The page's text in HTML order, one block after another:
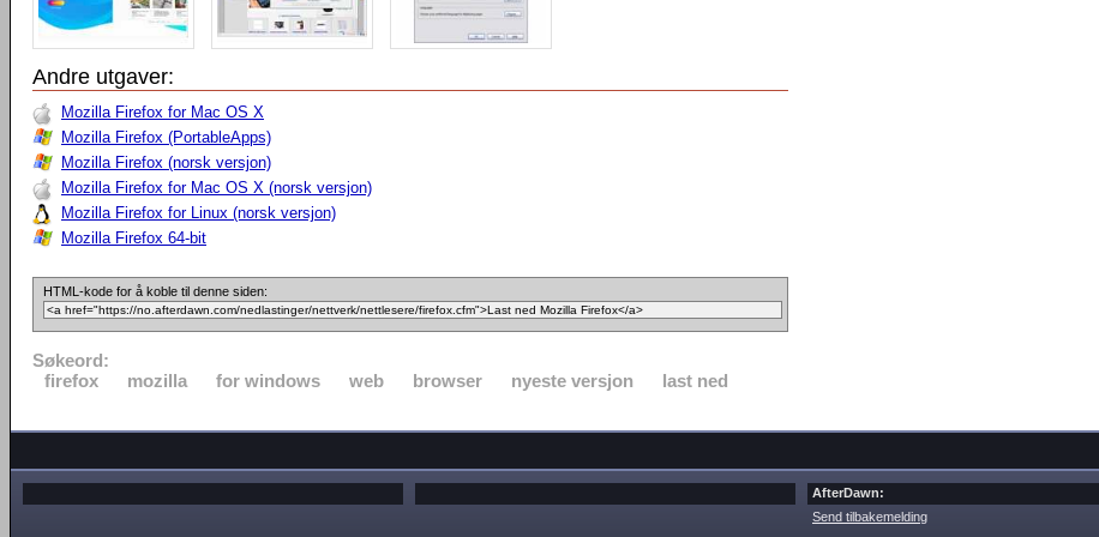
Andre utgaver:
Mozilla Firefox for Mac OS X
Mozilla Firefox (PortableApps)
Mozilla Firefox (norsk versjon)
Mozilla Firefox for Mac OS X (norsk versjon)
Mozilla Firefox for Linux (norsk versjon)
Mozilla Firefox 64-bit
HTML-kode for å koble til denne siden:
Søkeord:
firefox
mozilla for windows web browser nyeste versjon last ned
AfterDawn:
Send tilbakemelding